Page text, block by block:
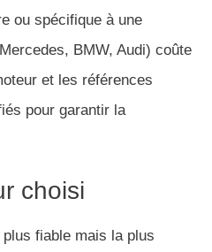
ou spécifique à une
BMW, Audi) coûte
et les références
pour garantir la
choisi
fiable mais la plus